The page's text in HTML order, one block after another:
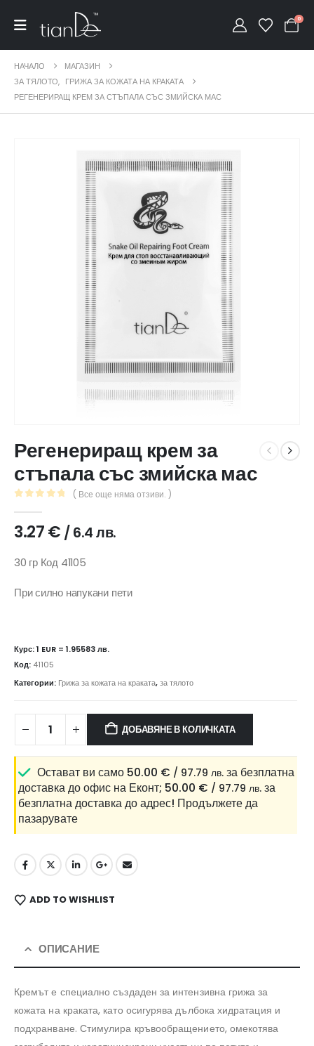
0
НАЧАЛО
МАГАЗИН
ЗА ТЯЛОТО, ГРИЖА ЗА КОЖАТА НА КРАКАТА
РЕГЕНЕРИРАЩ КРЕМ ЗА СТЪПАЛА СЪС ЗМИЙСКА МАС
Регенериращ крем за
стъпала със змийска мас
( Все още няма отзиви. )
3.27€ / 6.4 лв.
30 гр Код 41105
При силно напукани пети
Курс: 1 EUR = 1.95583 лв.
Код: 41105
Категории: Грижа за кожата на краката,за тялото
ДОБАВЯНЕ В КОЛИЧКАТА
Остават ви само 50.00 € / 97.79 лв. за безплатна
доставка до офис на Еконт; 50.00 € / 97.79 лв. за
безплатна доставка до адрес! Продължете да
пазарувате
ADD TO WISHLIST
ОПИСАНИЕ
Кремът е специално създаден за интензивна грижа за
кожата на краката, като осигурява дълбока хидратация и
подхранване. Стимулира кръвообращението, омекотява